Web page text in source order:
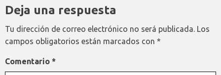
Deja una respuesta
Tu dirección de correo electrónico no será publicada. Los
campos obligatorios están marcados con *
Comentario *